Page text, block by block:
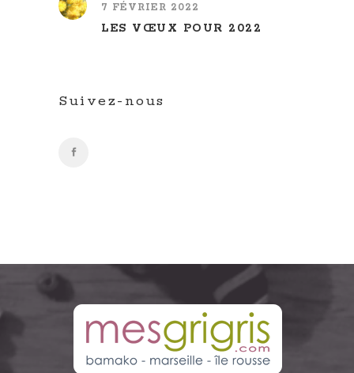
7 FÉVRIER 2022
LES VŒUX POUR 2022
Suivez-nous